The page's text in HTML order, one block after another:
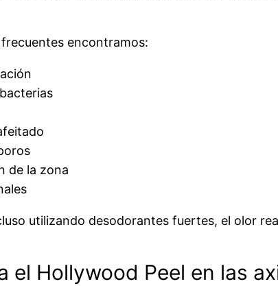
encontramos:
de la zona
utilizando desodorantes fuertes, el olor
el Hollywood Peel en las